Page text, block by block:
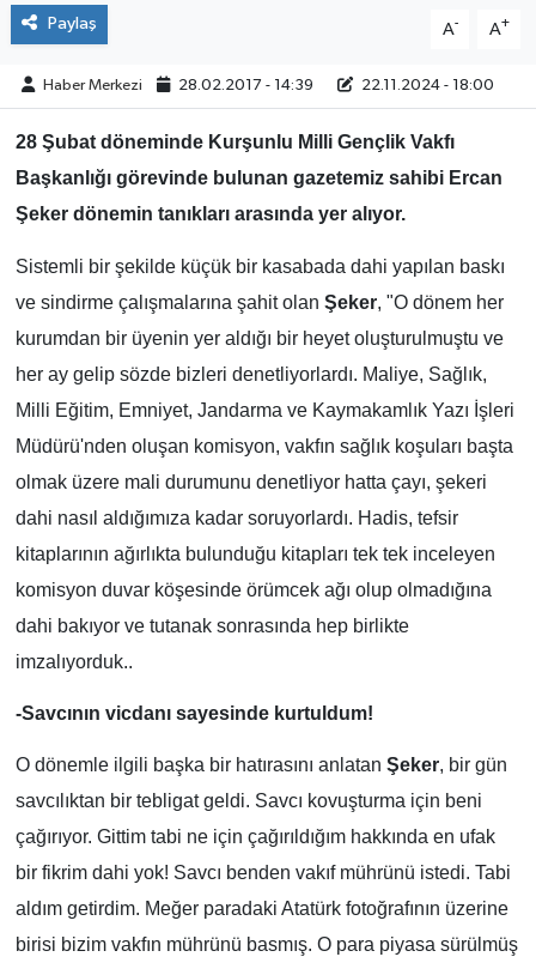
Paylaş A- A+
Haber Merkezi 28.02.2017 - 14:39 22.11.2024 - 18:00
28 Şubat döneminde Kurşunlu Milli Gençlik Vakfı
Başkanlığı görevinde bulunan gazetemiz sahibi Ercan
Şeker dönemin tanıkları arasında yer alıyor.
Sistemli bir şekilde küçük bir kasabada dahi yapılan baskı
ve sindirme çalışmalarına şahit olan Şeker, "O dönem her
kurumdan bir üyenin yer aldığı bir heyet oluşturulmuştu ve
her ay gelip sözde bizleri denetliyorlardı. Maliye, Sağlık,
Milli Eğitim, Emniyet, Jandarma ve Kaymakamlık Yazı İşleri
Müdürü'nden oluşan komisyon, vakfın sağlık koşuları başta
olmak üzere mali durumunu denetliyor hatta çayı, şekeri
dahi nasıl aldığımıza kadar soruyorlardı. Hadis, tefsir
kitaplarının ağırlıkta bulunduğu kitapları tek tek inceleyen
komisyon duvar köşesinde örümcek ağı olup olmadığına
dahi bakıyor ve tutanak sonrasında hep birlikte
imzalıyorduk..
-Savcının vicdanı sayesinde kurtuldum!
O dönemle ilgili başka bir hatırasını anlatan Şeker, bir gün
savcılıktan bir tebligat geldi. Savcı kovuşturma için beni
çağırıyor. Gittim tabi ne için çağırıldığım hakkında en ufak
bir fikrim dahi yok! Savcı benden vakıf mührünü istedi. Tabi
aldım getirdim. Meğer paradaki Atatürk fotoğrafının üzerine
birisi bizim vakfın mührünü basmış. O para piyasa sürülmüş
TURİZM
MAGAZİN
VEFAT
BİLİM&TEKNOLOJİ
BÖLGE
TÜRKİYE
DÜNYA